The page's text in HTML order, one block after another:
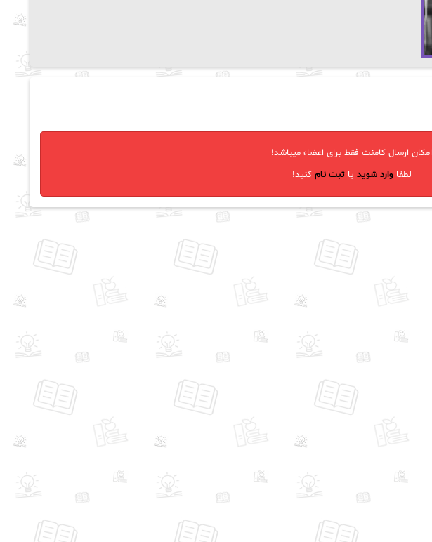
امکان ارسال کامنت فقط برای اعضاء میباشد!
لطفاوارد شوید یاثبت نام کنید!